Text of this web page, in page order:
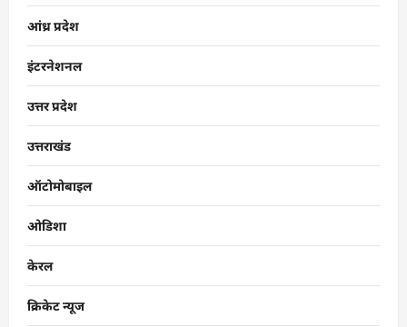
आंध्र प्रदेश
इंटरनेशनल
उत्तर प्रदेश
उत्तराखंड
ऑटोमोबाइल
ओडिशा
केरल
क्रिकेट न्यूज